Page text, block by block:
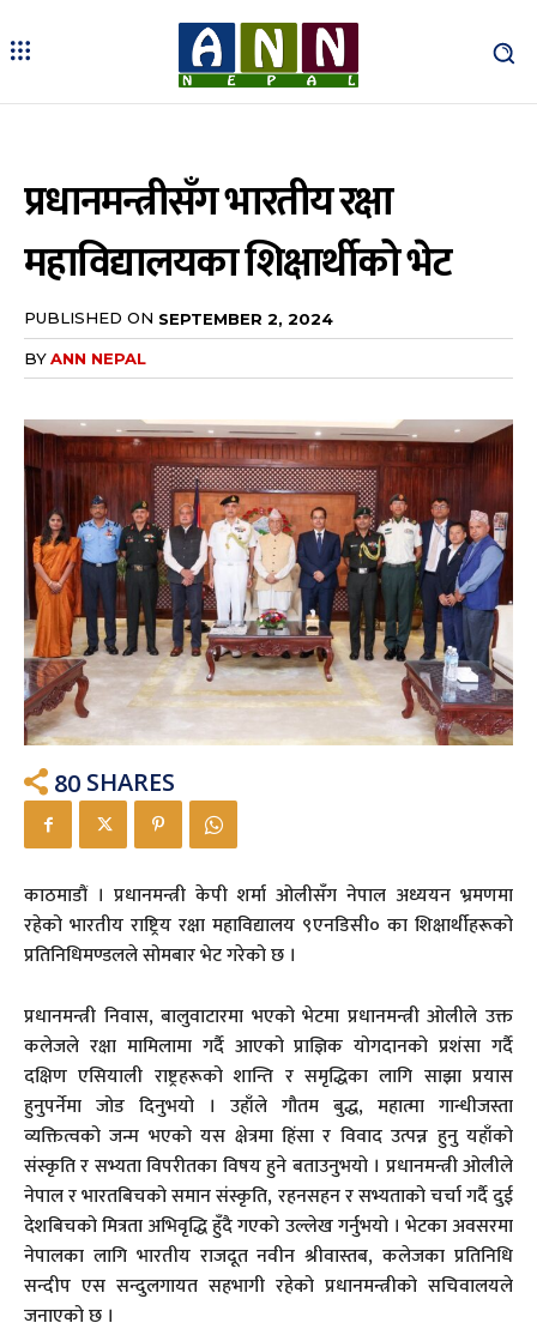
प्रधानमन्त्रीसँग भारतीय रक्षा
महाविद्यालयका शिक्षार्थीको भेट
PUBLISHED ON SEPTEMBER 2, 2024
BYANN NEPAL
80 SHARES
काठमाडौं । प्रधानमन्त्री केपी शर्मा ओलीसँग नेपाल अध्ययन भ्रमणमा
रहेको भारतीय राष्ट्रिय रक्षा महाविद्यालय ९एनडिसी० का शिक्षार्थीहरूको
प्रतिनिधिमण्डलले सोमबार भेट गरेको छ ।
प्रधानमन्त्री निवास, बालुवाटारमा भएको भेटमा प्रधानमन्त्री ओलीले उक्त
कलेजले रक्षा मामिलामा गर्दै आएको प्राज्ञिक योगदानको प्रशंसा गर्दै
दक्षिण एसियाली राष्ट्रहरूको शान्ति र समृद्धिका लागि साझा प्रयास
हुनुपर्नेमा जोड दिनुभयो । उहाँले गौतम बुद्ध, महात्मा गान्धीजस्ता
व्यक्तित्वको जन्म भएको यस क्षेत्रमा हिंसा र विवाद उत्पन्न हुनु यहाँको
संस्कृति र सभ्यता विपरीतका विषय हुने बताउनुभयो । प्रधानमन्त्री ओलीले
नेपाल र भारतबिचको समान संस्कृति, रहनसहन र सभ्यताको चर्चा गर्दै दुई
देशबिचको मित्रता अभिवृद्धि हुँदै गएको उल्लेख गर्नुभयो । भेटका अवसरमा
नेपालका लागि भारतीय राजदूत नवीन श्रीवास्तब, कलेजका प्रतिनिधि
सन्दीप एस सन्दुलगायत सहभागी रहेको प्रधानमन्त्रीको सचिवालयले
जनाएको छ ।